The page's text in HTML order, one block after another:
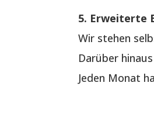
5. Erweiterte
Wir stehen
Darüber
Jeden Monat